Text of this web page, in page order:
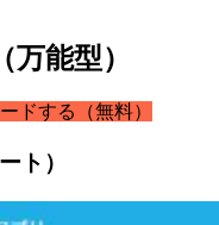
能型）
ドする（無料）
ト）